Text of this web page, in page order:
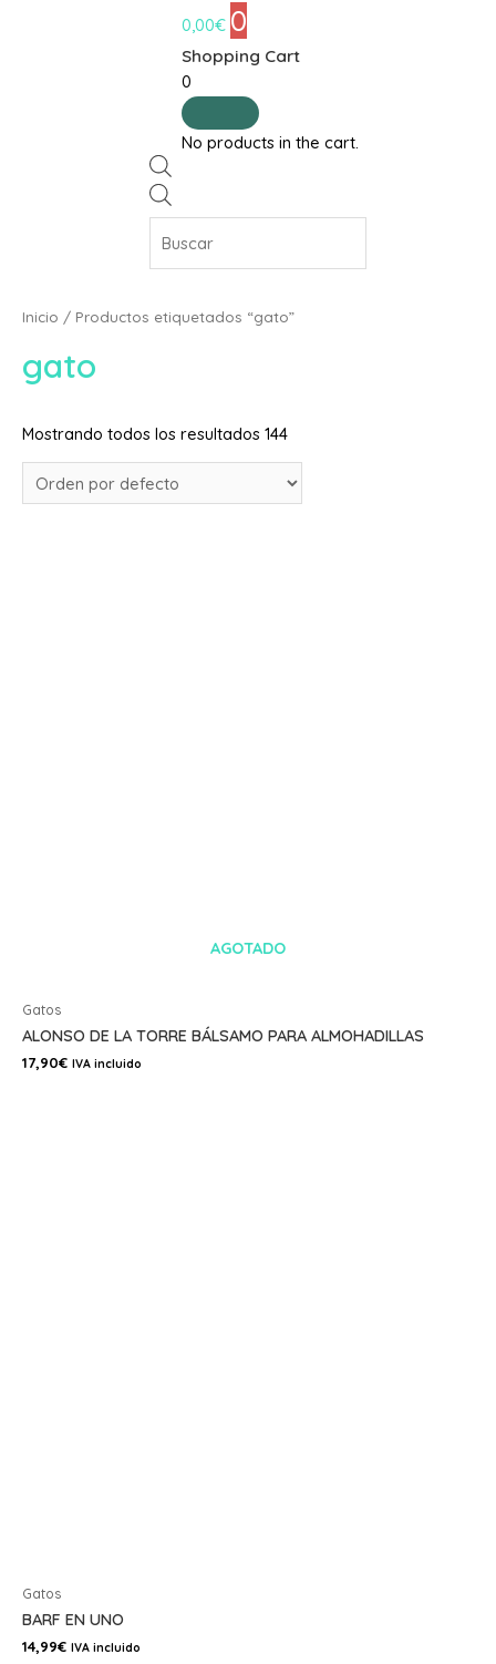
0,00€ 0
Shopping Cart
0
No products in the cart.
Inicio / Productos etiquetados “gato”
gato
Mostrando todos los resultados 144
AGOTADO
Gatos
ALONSO DE LA TORRE BÁLSAMO PARA ALMOHADILLAS
17,90€ IVA incluido
Gatos
BARF EN UNO
14,99€ IVA incluido